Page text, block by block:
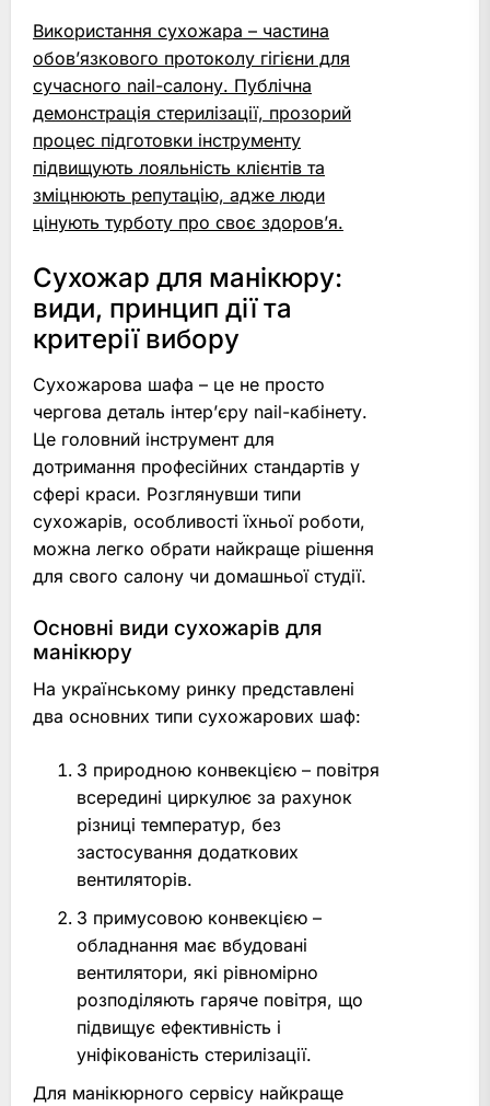
Використання сухожара – частина
обов’язкового протоколу гігієни для
сучасного nail-салону. Публічна
демонстрація стерилізації, прозорий
процес підготовки інструменту
підвищують лояльність клієнтів та
зміцнюють репутацію, адже люди
цінують турботу про своє здоров’я.
Сухожар для манікюру:
види, принцип дії та
критерії вибору
Сухожарова шафа – це не просто
чергова деталь інтер’єру nail-кабінету.
Це головний інструмент для
дотримання професійних стандартів у
сфері краси. Розглянувши типи
сухожарів, особливості їхньої роботи,
можна легко обрати найкраще рішення
для свого салону чи домашньої студії.
Основні види сухожарів для
манікюру
На українському ринку представлені
два основних типи сухожарових шаф:
З природною конвекцією – повітря
всередині циркулює за рахунок
різниці температур, без
застосування додаткових
вентиляторів.
З примусовою конвекцією –
обладнання має вбудовані
вентилятори, які рівномірно
розподіляють гаряче повітря, що
підвищує ефективність і
уніфікованість стерилізації.
Для манікюрного сервісу найкраще